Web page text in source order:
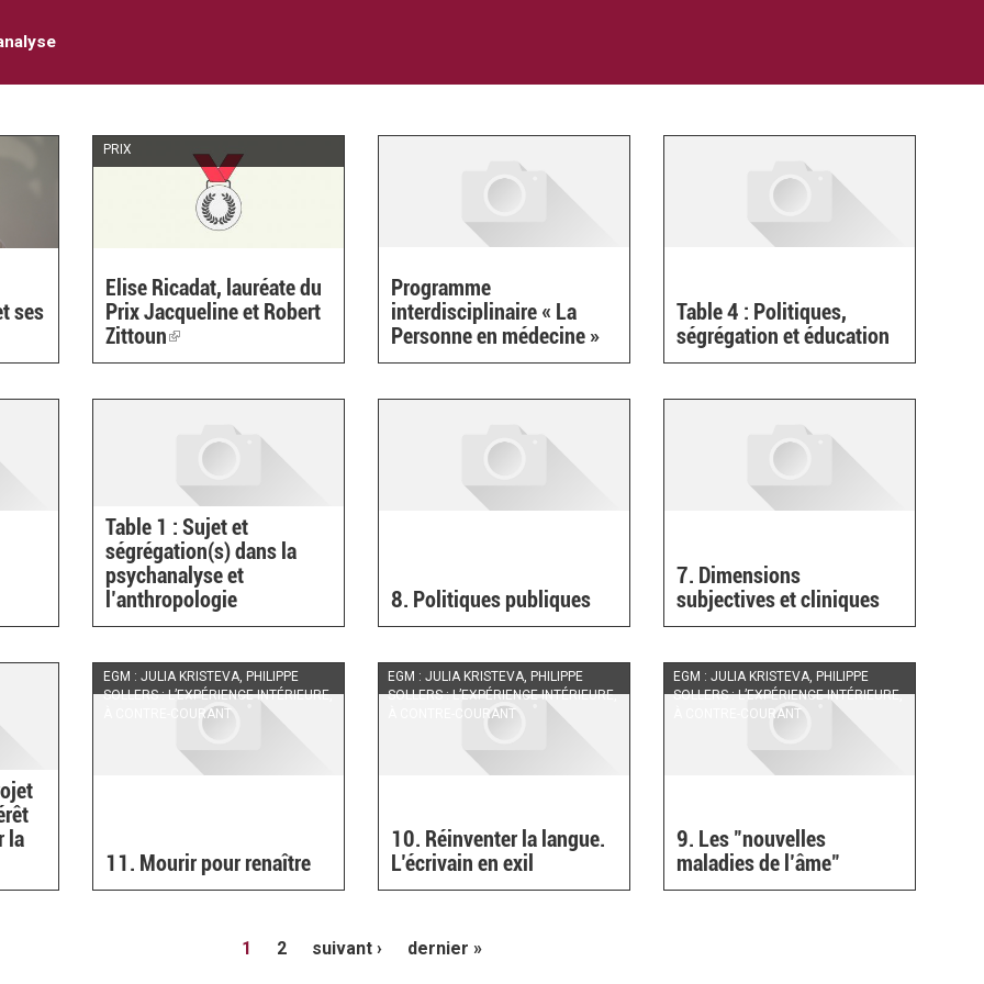
ses
PRIX
Elise Ricadat, lauréate du
Prix Jacqueline et Robert
Zittoun(link
is
Programme
interdisciplinaire « La
Personne en médecine »
Table 4 : Politiques,
ségrégation et éducation
Table 1 : Sujet et
ségrégation(s) dans la
psychanalyse et
l’anthropologie
8. Politiques publiques
7. Dimensions
subjectives et cliniques
la
EGM : JULIA KRISTEVA, PHILIPPE
SOLLERS : L’EXPÉRIENCE INTÉRIEURE,
À CONTRE-COURANT
11. Mourir pour renaître
EGM : JULIA KRISTEVA, PHILIPPE
SOLLERS : L’EXPÉRIENCE INTÉRIEURE,
À CONTRE-COURANT
10. Réinventer la langue.
L’écrivain en exil
EGM : JULIA KRISTEVA, PHILIPPE
SOLLERS : L’EXPÉRIENCE INTÉRIEURE,
À CONTRE-COURANT
9. Les "nouvelles
maladies de l’âme"
1 2 suivant › dernier »